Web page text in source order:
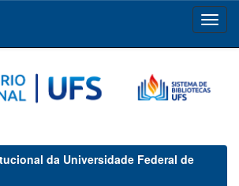
da Universidade Federal de